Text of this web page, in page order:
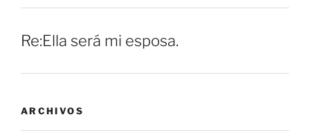
Re:Ella será mi esposa.
ARCHIVOS